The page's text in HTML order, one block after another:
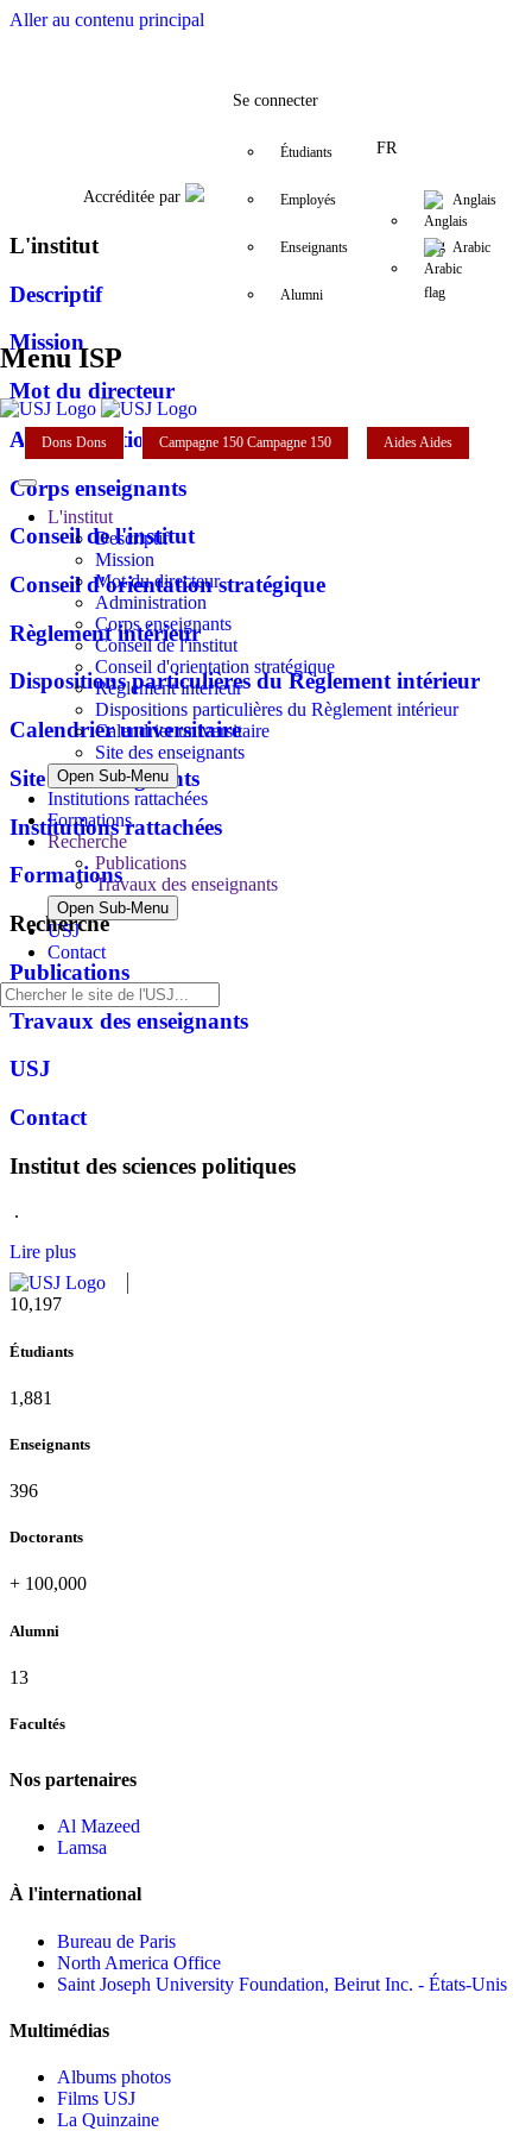
Aller au contenu principal
FacebookTwitter
Accréditée par
Se connecter
Étudiants
Employés
Enseignants
Alumni
FR
Anglais
Arabic
Menu ISP
Dons Dons Campagne 150 Campagne 150 AidesAides
L'institut
Descriptif
Mission
Mot du directeur
Administration
Corps enseignants
Conseil de l'institut
Conseil d'orientation stratégique
Règlement intérieur
Dispositions particulières du Règlement intérieur
Calendrier universitaire
Site des enseignants
Open Sub-Menu
Institutions rattachées
Formations
Recherche
Publications
Travaux des enseignants
Open Sub-Menu
USJ
Contact
L'institut
Descriptif
Mission
Mot du directeur
Administration
Corps enseignants
Conseil de l'institut
Conseil d'orientation stratégique
Règlement intérieur
Dispositions particulières du Règlement intérieur
Calendrier universitaire
Site des enseignants
Institutions rattachées
Formations
Recherche
Publications
Travaux des enseignants
USJ
Contact
Institut des sciences politiques
.
Lire plus
10,815
Étudiants
1,995
Enseignants
420
Doctorants
+ 100,000
Alumni
13
Facultés
Nos partenaires
Al Mazeed
Lamsa
À l'international
Bureau de Paris
North America Office
Saint Joseph University Foundation, Beirut Inc. - États-Unis
Multimédias
Albums photos
Films USJ
La Quinzaine